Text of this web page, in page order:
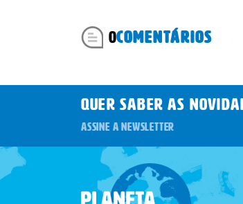
0COMENTÁRIOS
QUER SABER AS
ASSINE A NEWSLETTER